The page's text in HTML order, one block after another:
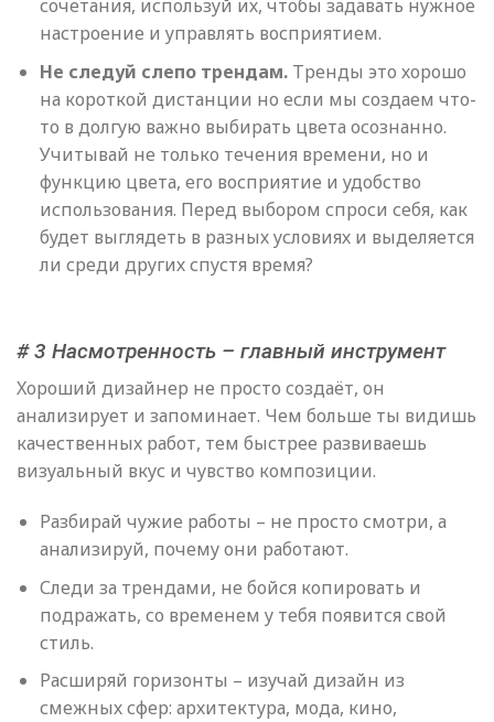
сочетания, используй их, чтобы задавать нужное
настроение и управлять восприятием.
Не следуй слепо трендам.Тренды это хорошо
на короткой дистанции но если мы создаем что-
то в долгую важно выбирать цвета осознанно.
Учитывай не только течения времени, но и
функцию цвета, его восприятие и удобство
использования. Перед выбором спроси себя, как
будет выглядеть в разных условиях и выделяется
ли среди других спустя время?
# 3 Насмотренность – главный инструмент
Хороший дизайнер не просто создаёт, он
анализирует и запоминает. Чем больше ты видишь
качественных работ, тем быстрее развиваешь
визуальный вкус и чувство композиции.
Разбирай чужие работы – не просто смотри, а
анализируй, почему они работают.
Следи за трендами, не бойся копировать и
подражать, со временем у тебя появится свой
стиль.
Расширяй горизонты – изучай дизайн из
смежных сфер: архитектура, мода, кино,